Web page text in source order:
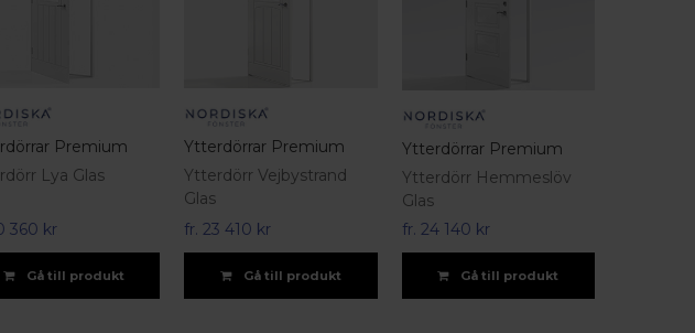
Premium
Lya Glas
360 kr
Gå till produkt
Ytterdörrar Premium
Ytterdörr Vejbystrand
Glas
fr.23 410 kr
Gå till produkt
Ytterdörrar Premium
Ytterdörr Hemmeslöv
Glas
fr. 24 140 kr
Gå till produkt